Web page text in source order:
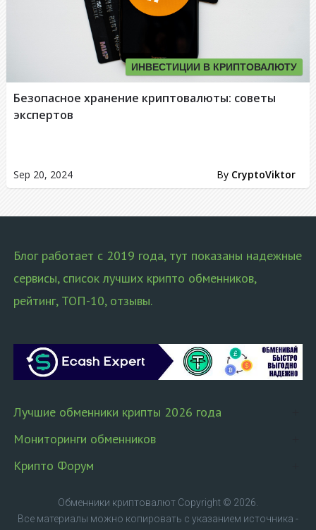
ИНВЕСТИЦИИ В КРИПТОВАЛЮТУ
Sep 20, 2024 By CryptoViktor
Безопасное хранение криптовалюты: советы
экспертов
Блог работает с 2019 года, тут показаны надежные
сервисы, список лучших крипто обменников,
рейтинг, ТОП-10, отзывы.
Лучшие обменники крипты 2026 года
Мониторинги обменников
Крипто Форум
Обменники криптовалютCopyright © 2026.
Все материалы можно копировать с указанием источника -